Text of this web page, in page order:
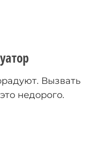
Вызвать
недорого.